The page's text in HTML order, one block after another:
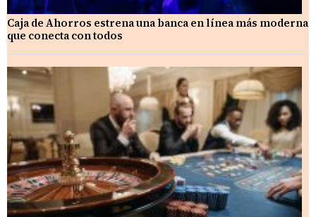
Caja de Ahorros estrena una banca en línea más moderna
que conecta con todos